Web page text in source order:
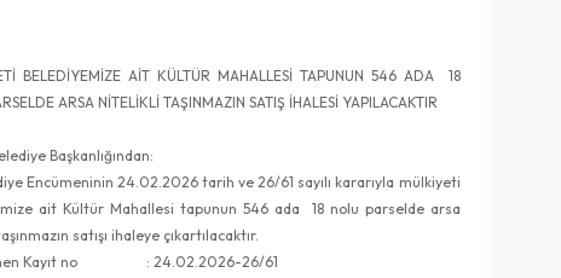
BELEDİYEMİZE AİT KÜLTÜR MAHALLESİ TAPUNUN 546 ADA 18
ARSA NİTELİKLİ TAŞINMAZIN SATIŞ İHALESİ YAPILACAKTIR
Başkanlığından:
Encümeninin 24.02.2026 tarih ve 26/61 sayılı kararıyla mülkiyeti
ait Kültür Mahallesi tapunun 546 ada 18 nolu parselde arsa
satışı ihaleye çıkartılacaktır.
Kayıt no : 24.02.2026-26/61